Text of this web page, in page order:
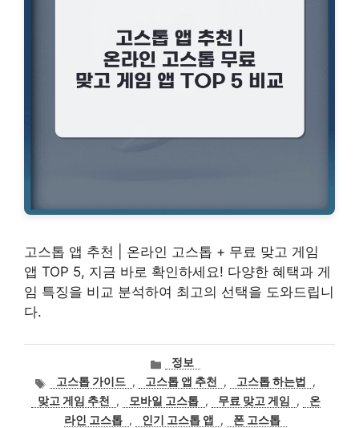
고스톱 앱 추천 | 온라인 고스톱 + 무료 맞고 게임
앱 TOP 5, 지금 바로 확인하세요! 다양한 혜택과 게
임 특징을 비교 분석하여 최고의 선택을 도와드립니
다.
카
테
고
리
정보
태
그
고스톱 가이드 , 고스톱 앱 추천 , 고스톱 하는법
,
맞고 게임 추천
, 모바일 고스톱 , 무료 맞고 게임 ,
온
라인 고스톱 , 인기 고스톱 앱 , 폰 고스톱